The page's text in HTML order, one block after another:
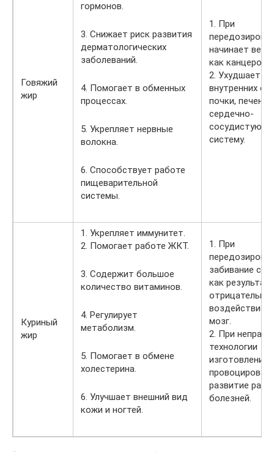
Говяжий
жир
гормонов.
3. Снижает риск развития
дерматологических
заболеваний.
4. Помогает в обменных
процессах.
5. Укрепляет нервные
волокна.
6. Способствует работе
пищеварительной
системы.
1. При
начинает
как
2. Ухудшает
внутренних
почки,
сердечно-
сосудистую
систему.
Куриный
жир
1. Укрепляет иммунитет.
2. Помогает работе ЖКТ.
3. Содержит большое
количество витаминов.
4. Регулирует
метаболизм.
5. Помогает в обмене
холестерина.
6. Улучшает внешний вид
кожи и ногтей.
1. При
забивание
как результат
воздействие
мозг.
2. При
технологии
изготовления
развитие
болезней.